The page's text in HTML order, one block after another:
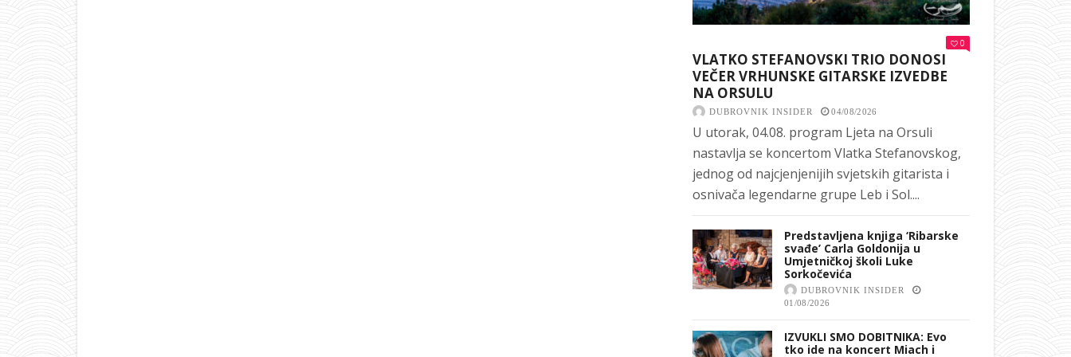
0
VLATKO STEFANOVSKI TRIO DONOSI
VEČER VRHUNSKE GITARSKE IZVEDBE
NA ORSULU
DUBROVNIK INSIDER 04/08/2026
U utorak, 04.08. program Ljeta na Orsuli
nastavlja se koncertom Vlatka Stefanovskog,
jednog od najcjenjenijih svjetskih gitarista i
osnivača legendarne grupe Leb i Sol....
Predstavljena knjiga ‘Ribarske
svađe’ Carla Goldonija u
Umjetničkoj školi Luke
Sorkočevića
DUBROVNIK INSIDER
01/08/2026
IZVUKLI SMO DOBITNIKA: Evo
tko ide na koncert Miach i